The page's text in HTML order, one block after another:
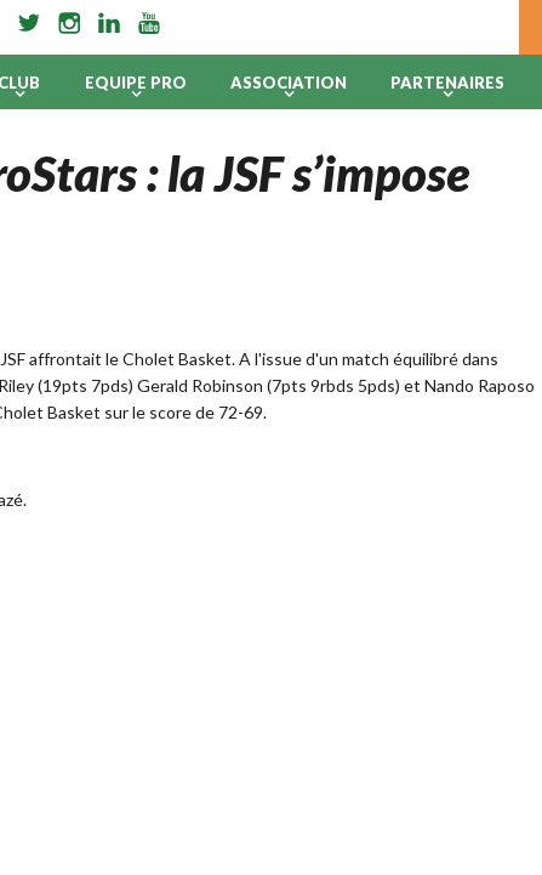
CLUB EQUIPE PRO ASSOCIATION PARTENAIRES
: la JSF s’impose
affrontait le Cholet Basket. A l'issue d'un match équilibré dans
(19pts 7pds) Gerald Robinson (7pts 9rbds 5pds) et Nando Raposo
Basket sur le score de 72-69.